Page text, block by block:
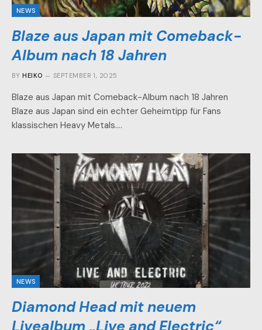
NEWS
Blaze aus Japan mit Comeback-
Album nach 18 Jahren
BY HEIKO SEPTEMBER 1, 2025
Blaze aus Japan mit Comeback-Album nach 18 Jahren
Blaze aus Japan sind ein echter Geheimtipp für Fans
klassischen Heavy Metals.…
NEWS
Diamond Head mit neuem
Livealbum „Live and Electric“